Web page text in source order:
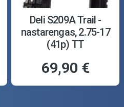
Deli S209A Trail -
nastarengas, 2.75-17
(41p) TT
69,90 €